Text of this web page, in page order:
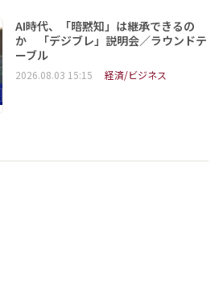
AI時代、「暗黙知」は継承できるの
か 「デジブレ」説明会／ラウンドテ
ーブル
2026.08.03 15:15 経済/ビジネス